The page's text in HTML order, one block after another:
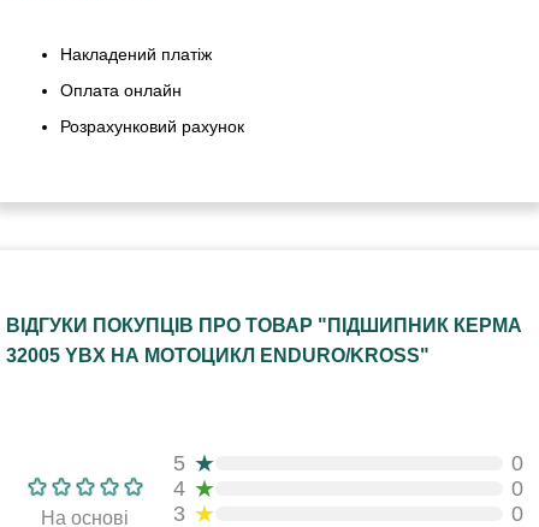
Накладений платіж
Оплата онлайн
Розрахунковий рахунок
ВІДГУКИ ПОКУПЦІВ ПРО ТОВАР "ПІДШИПНИК КЕРМА
32005 YBX НА МОТОЦИКЛ ENDURO/KROSS"
На основі
5 ★
0
4 ★
0
3 ★
0